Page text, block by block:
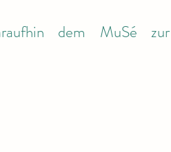
dem MuSé zur